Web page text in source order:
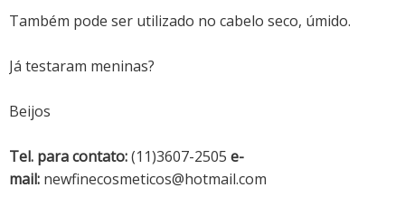
Também pode ser utilizado no cabelo seco, úmido.
Já testaram meninas?
Beijos
Tel. para contato:(11)3607-2505 e-
mail: newfinecosmeticos@hotmail.com